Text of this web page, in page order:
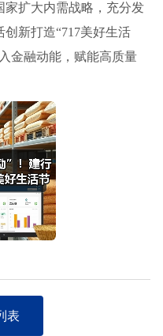
扩大内需战略，充分发
新打造“717美好生活
金融动能，赋能高质量
表